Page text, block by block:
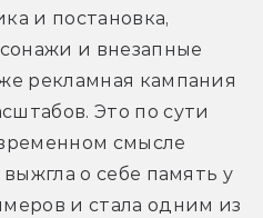
и постановка,
и внезапные
рекламная кампания
Это по сути
смысле
о себе память у
и стала одним из